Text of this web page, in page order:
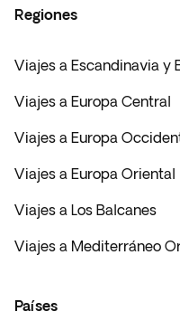
Regiones
Viajes a Escandinavia y
Viajes a Europa Central
Viajes a Europa
Viajes a Europa Oriental
Viajes a Los Balcanes
Viajes a Mediterráneo
Países